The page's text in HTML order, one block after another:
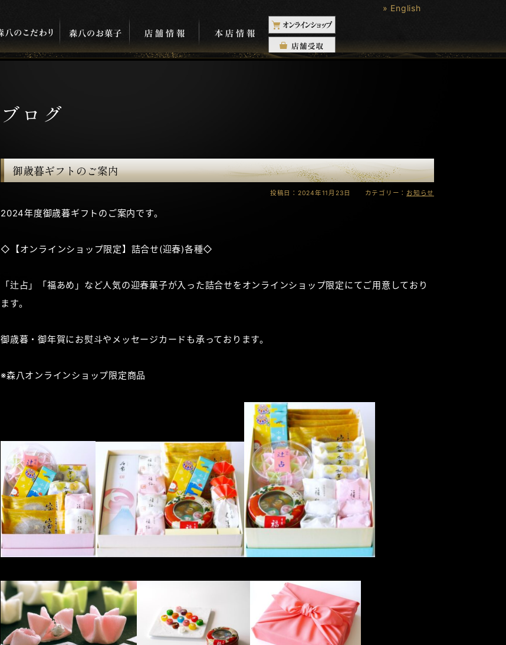
» English
ブログ
御歳暮ギフトのご案内
投稿日：2024年11月23日 カテゴリー： お知らせ
2024年度御歳暮ギフトのご案内です。
◇【オンラインショップ限定】詰合せ(迎春)各種◇
「辻占」「福あめ」など人気の迎春菓子が入った詰合せをオンラインショップ限定にてご用意しており
ます。
御歳暮・御年賀にお熨斗やメッセージカードも承っております。
※森八オンラインショップ限定商品